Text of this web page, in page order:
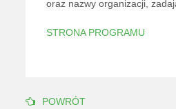
oraz nazwy organizacji,
STRONA PROGRAMU
POWRÓT